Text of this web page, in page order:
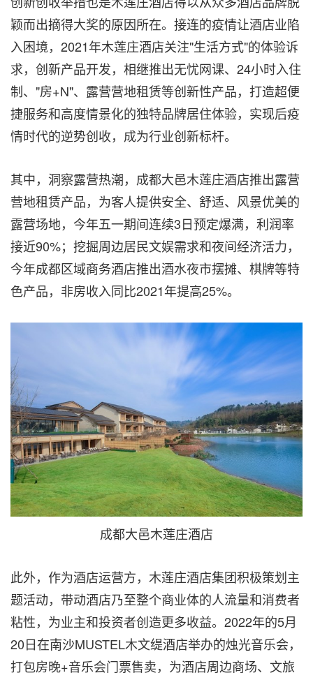
颖而出摘得大奖的原因所在。接连的疫情让酒店业陷
入困境，2021年木莲庄酒店关注"生活方式"的体验诉
求，创新产品开发，相继推出无忧网课、24小时入住
制、"房+N"、露营营地租赁等创新性产品，打造超便
捷服务和高度情景化的独特品牌居住体验，实现后疫
情时代的逆势创收，成为行业创新标杆。
其中，洞察露营热潮，成都大邑木莲庄酒店推出露营
营地租赁产品，为客人提供安全、舒适、风景优美的
露营场地，今年五一期间连续3日预定爆满，利润率
接近90%；挖掘周边居民文娱需求和夜间经济活力，
今年成都区域商务酒店推出酒水夜市摆摊、棋牌等特
色产品，非房收入同比2021年提高25%。
成都大邑木莲庄酒店
此外，作为酒店运营方，木莲庄酒店集团积极策划主
题活动，带动酒店乃至整个商业体的人流量和消费者
粘性，为业主和投资者创造更多收益。2022年的5月
20日在南沙MUSTEL木文缇酒店举办的烛光音乐会，
打包房晚+音乐会门票售卖，为酒店周边商场、文旅